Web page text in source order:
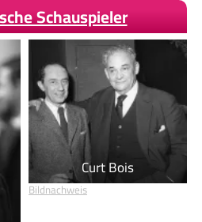
Schauspieler
Curt Bois
Bildnachweis